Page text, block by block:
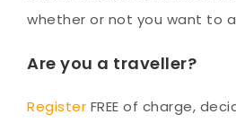
whether or not you want to
Are you a traveller?
Register FREE of charge,